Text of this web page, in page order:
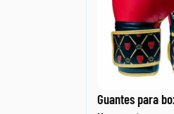
Guantes para